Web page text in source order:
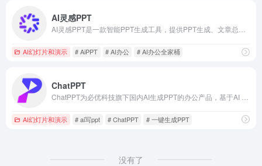
AI灵感PPT
AI幻灯片和演示 # AiPPT # AI办公 # AI办公全家桶
ChatPPT
AI幻灯片和演示 # ai写ppt # ChatPPT # 一键生成PPT
没有了